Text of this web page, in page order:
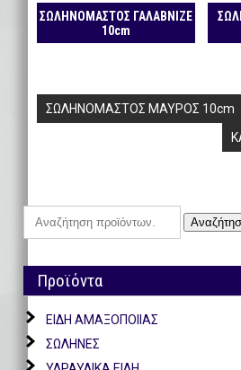
ΣΩΛΗΝΟΜΑΣΤΟΣ ΓΑΛΑΒΝΙΖΕ
10cm
Πλοήγηση
ΣΩΛΗΝΟΜΑΣΤΟΣ ΜΑΥΡΟΣ 10cm
Αναζήτηση
για:
Προϊόντα
ΕΙΔΗ ΑΜΑΞΟΠΟΙΙΑΣ
ΣΩΛΗΝΕΣ